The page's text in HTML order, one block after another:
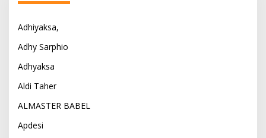
Adhiyaksa,
Adhy Sarphio
Adhyaksa
Aldi Taher
ALMASTER BABEL
Apdesi